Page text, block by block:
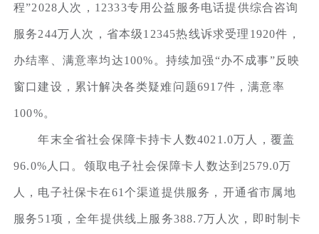
程”2028人次，12333专用公益服务电话提供综合咨询
服务244万人次，省本级12345热线诉求受理1920件，
办结率、满意率均达100%。持续加强“办不成事”反映
窗口建设，累计解决各类疑难问题6917件，满意率
100%。
年末全省社会保障卡持卡人数4021.0万人，覆盖
96.0%人口。领取电子社会保障卡人数达到2579.0万
人，电子社保卡在61个渠道提供服务，开通省市属地
服务51项，全年提供线上服务388.7万人次，即时制卡